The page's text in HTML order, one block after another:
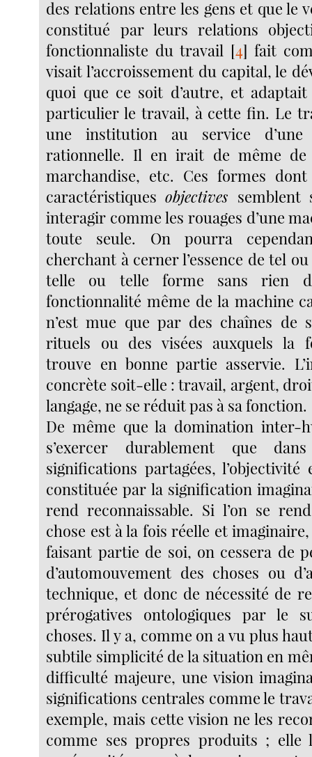
des relations entre les gens et que le
constitué par leurs relations
fonctionnaliste du travail [4] fait
visait l’accroissement du capital, le
quoi que ce soit d’autre, et
particulier le travail, à cette fin. Le
une institution au service
rationnelle. Il en irait de même
marchandise, etc. Ces formes
caractéristiquesobjectives semblent
interagir comme les rouages d’une
toute seule. On pourra
cherchant à cerner l’essence de tel
telle ou telle forme sans rien
fonctionnalité même de la machine
n’est mue que par des chaînes de
rituels ou des visées auxquels la
trouve en bonne partie asservie.
concrète soit-elle : travail, argent,
langage, ne se réduit pas à sa fonction.
De même que la domination inter-
s’exercer durablement que
significations partagées,
constituée par la signification
rend reconnaissable. Si l’on se
chose est à la fois réelle et
faisant partie de soi, on cessera de
d’automouvement des choses ou
technique, et donc de nécessité de
prérogatives ontologiques par le
choses. Il y a, comme on a vu plus
subtile simplicité de la situation en
difficulté majeure, une vision
significations centrales comme le
exemple, mais cette vision ne les
comme ses propres produits ; elle